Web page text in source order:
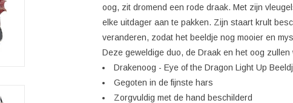
oog, zit dromend een rode draak. Met zijn
elke uitdager aan te pakken. Zijn staart krult
veranderen, zodat het beeldje nog mooier en
Deze geweldige duo, de Draak en het oog
Drakenoog - Eye of the Dragon Light Up
Gegoten in de fijnste hars
Zorgvuldig met de hand beschilderd